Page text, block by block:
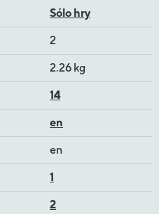
Sólo hry
2
2.26 kg
14
en
en
1
2